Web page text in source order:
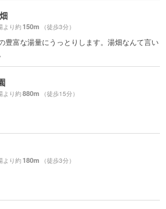
より約150m （徒歩3分）
豊富な湯量にうっとりします。湯畑なんて言い
より約880m （徒歩15分）
より約180m （徒歩3分）